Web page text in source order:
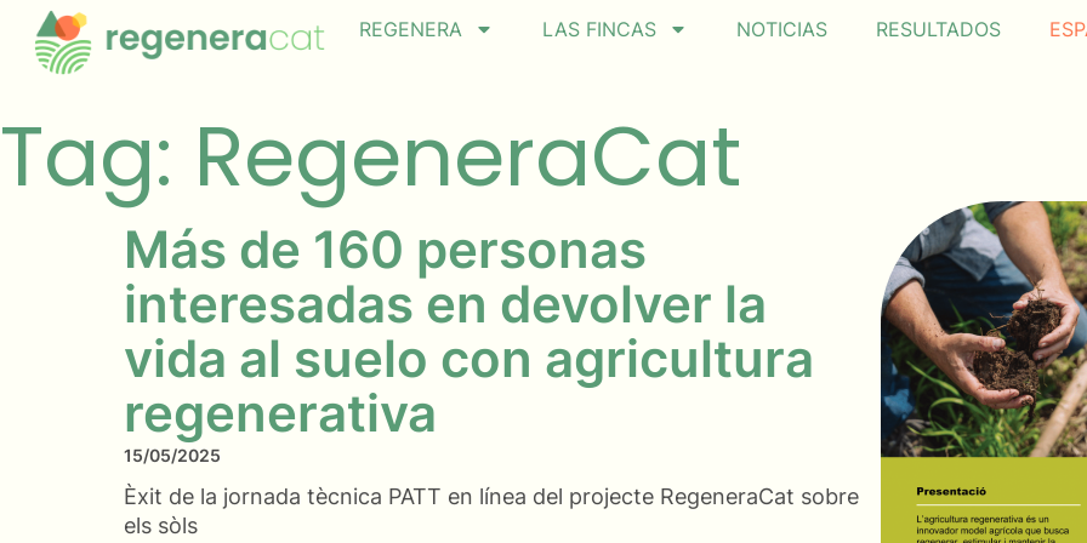
REGENERA LAS FINCAS NOTICIAS RESULTADOS
Tag: RegeneraCat
Más de 160 personas
interesadas en devolver la
vida al suelo con agricultura
regenerativa
15/05/2025
Èxit de la jornada tècnica PATT en línea del projecte RegeneraCat sobre
els sòls